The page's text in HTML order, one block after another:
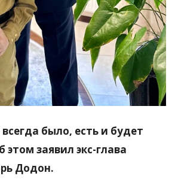
было, есть и будет
заявил экс-глава
Додон.